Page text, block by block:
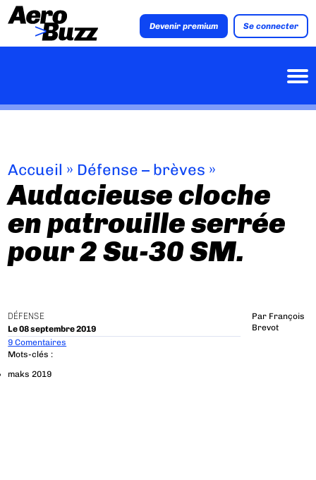
Devenir premium Se connecter
Accueil » Défense – brèves »
Audacieuse cloche
en patrouille serrée
pour 2 Su-30 SM.
DÉFENSE
Le 08 septembre 2019
Par François
Brevot
9 Comentaires
Mots-clés :
maks 2019